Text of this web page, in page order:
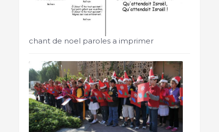
chant de noel paroles a imprimer